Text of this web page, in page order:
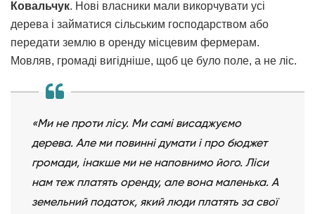
Ковальчук. Нові власники мали викорчувати усі
дерева і займатися сільським господарством або
передати землю в оренду місцевим фермерам.
Мовляв, громаді вигідніше, щоб це було поле, а не ліс.
«Ми не проти лісу. Ми самі висаджуємо
дерева. Але ми повинні думати і про бюджет
громади, інакше ми не наповнимо його. Ліси
нам теж платять оренду, але вона маленька. А
земельний податок, який люди платять за свої